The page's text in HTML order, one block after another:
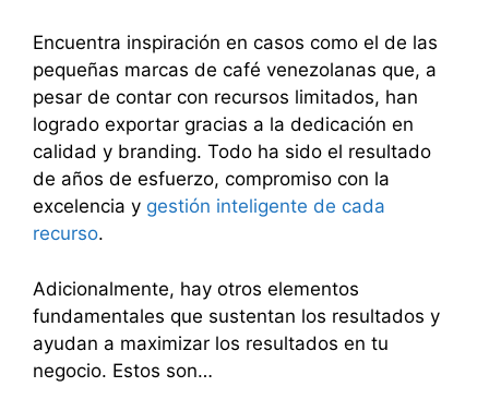
Encuentra inspiración en casos como el de las
pequeñas marcas de café venezolanas que, a
pesar de contar con recursos limitados, han
logrado exportar gracias a la dedicación en
calidad y branding. Todo ha sido el resultado
de años de esfuerzo, compromiso con la
excelencia y gestión inteligente de cada
recurso.
Adicionalmente, hay otros elementos
fundamentales que sustentan los resultados y
ayudan a maximizar los resultados en tu
negocio. Estos son…